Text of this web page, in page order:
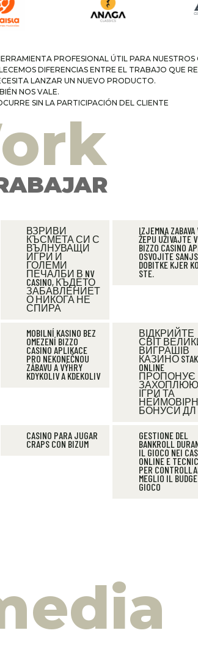
PROFESIONAL ÚTIL PARA NUESTROS
DIFERENCIAS ENTRE EL TRABAJO QUE
LANZAR UN NUEVO PRODUCTO.
NOS VALE.
SIN LA PARTICIPACIÓN DEL CLIENTE
ВЗРИВИ
КЪСМЕТА СИ С
ВЪЛНУВАЩИ
ИГРИ И
ГОЛЕМИ
ПЕЧАЛБИ В NV
CASINO, КЪДЕТО
ЗАБАВЛЕНИЕТ
О НИКОГА НЕ
СПИРА
IZJEMNA ZABAVA
ŽEPU UŽIVAJTE V
BIZZO CASINO
OSVOJITE
DOBITKE KJER
STE.
MOBILNÍ KASINO BEZ
OMEZENÍ BIZZO
CASINO APLIKACE
PRO NEKONEČNOU
ZÁBAVU A VÝHRY
KDYKOLIV A KDEKOLIV
ВІДКРИЙТЕ
СВІТ
ВИГРАШІВ
КАЗИНО
ONLINE
ПРОПОНУЄ
ІГРИ ТА
БОНУСИ ДЛ
CASINO PARA JUGAR
CRAPS CON BIZUM
GESTIONE DEL
BANKROLL
IL GIOCO NEI
ONLINE E
PER
MEGLIO IL
GIOCO